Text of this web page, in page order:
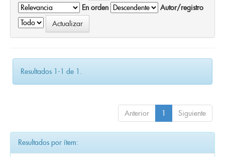
En orden
Autor/registro
Resultados 1-1 de 1.
Anterior 1 Siguiente
Resultados por ítem: